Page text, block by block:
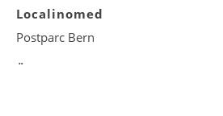
Localinomed
Postparc Bern
Über uns